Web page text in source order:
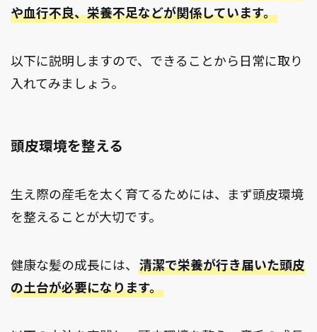
や血行不良、栄養不足などが関係しています。
以下に説明しますので、できることから日常に取り
入れてみましょう。
頭皮環境を整える
生え際の産毛を太く育てるためには、まず頭皮環境
を整えることが大切です。
健康な髪の成長には、 清潔で栄養が行き届いた頭皮
の土台が必要になります。